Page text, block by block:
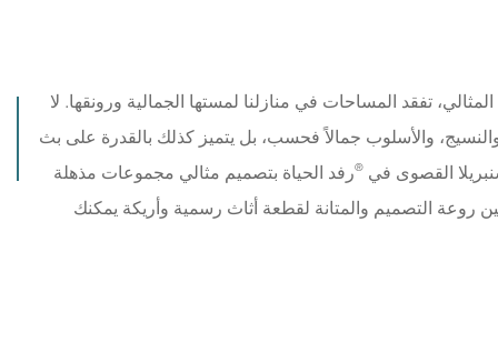
تفقد المساحات في منازلنا لمستها الجمالية ورونقها. لا
والأسلوب جمالاً فحسب، بل يتميز كذلك بالقدرة على بث
القصوى في ®رفد الحياة بتصميم مثالي مجموعات مذهلة
روعة التصميم والمتانة لقطعة أثاث رسمية وأريكة يمكنك